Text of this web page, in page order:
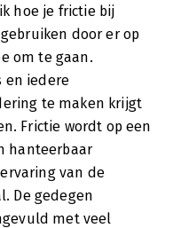
hoe je frictie bij
door er op
om te gaan.
en iedere
te maken krijgt
Frictie wordt op een
hanteerbaar
van de
De gedegen
met veel